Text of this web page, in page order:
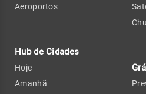
Aeroportos
Hub de Cidades
Hoje
Amanhã